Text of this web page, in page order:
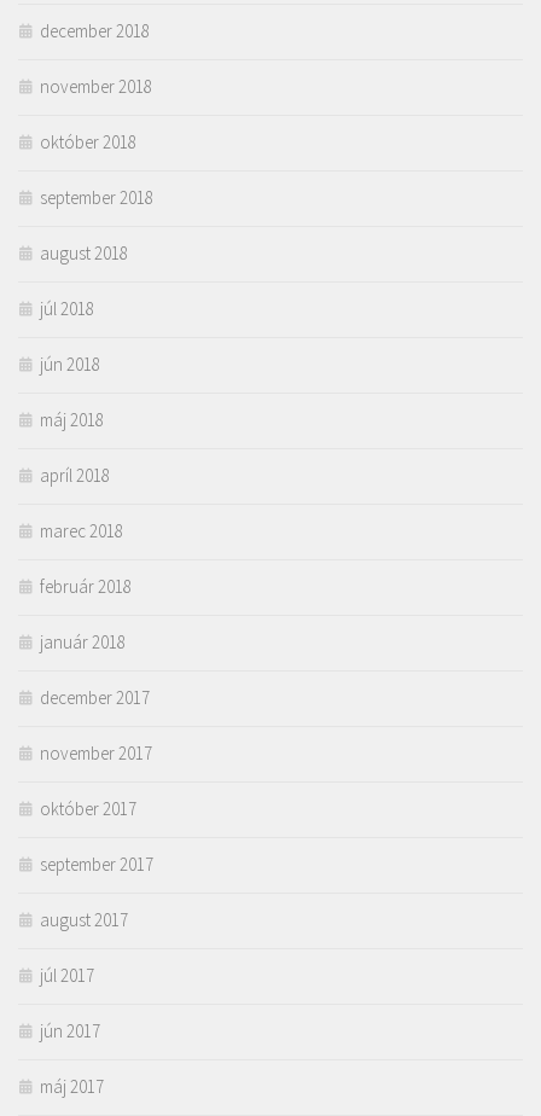
december 2018
november 2018
október 2018
september 2018
august 2018
júl 2018
jún 2018
máj 2018
apríl 2018
marec 2018
február 2018
január 2018
december 2017
november 2017
október 2017
september 2017
august 2017
júl 2017
jún 2017
máj 2017